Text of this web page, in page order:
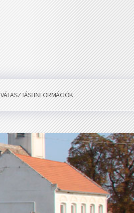
VÁLASZTÁSI INFORMÁCIÓK